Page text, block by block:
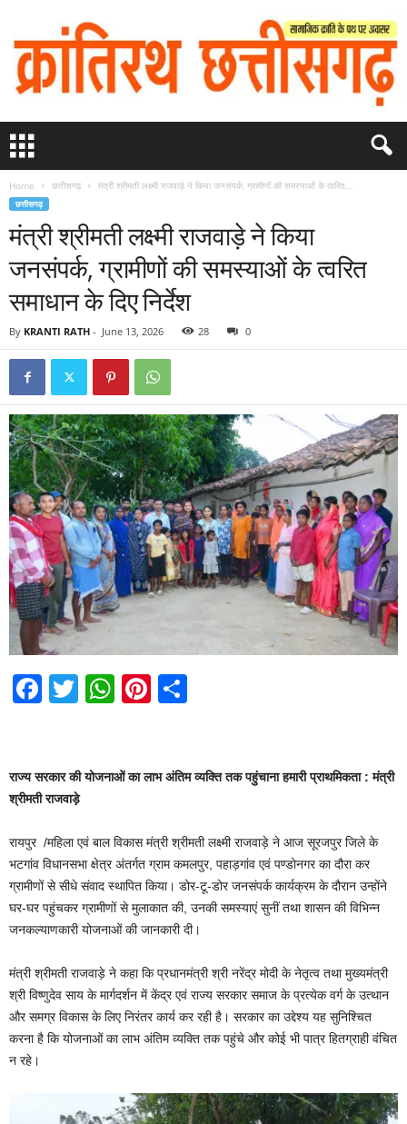
Home छत्तीसगढ़ मंत्री श्रीमती लक्ष्मी राजवाड़े ने किया जनसंपर्क, ग्रामीणों की समस्याओं के त्वरित...
छत्तीसगढ़
मंत्री श्रीमती लक्ष्मी राजवाड़े ने किया
जनसंपर्क, ग्रामीणों की समस्याओं के त्वरित
समाधान के दिए निर्देश
By KRANTI RATH - June 13, 2026 28 0
F
e
b
o
o
k
T
er
W
s
p
p
Pi
e
e
राज्य सरकार की योजनाओं का लाभ अंतिम व्यक्ति तक पहुंचाना हमारी प्राथमिकता : मंत्री
श्रीमती राजवाड़े
रायपुर /महिला एवं बाल विकास मंत्री श्रीमती लक्ष्मी राजवाड़े ने आज सूरजपुर जिले के
भटगांव विधानसभा क्षेत्र अंतर्गत ग्राम कमलपुर, पहाड़गांव एवं पण्डोनगर का दौरा कर
ग्रामीणों से सीधे संवाद स्थापित किया। डोर-टू-डोर जनसंपर्क कार्यक्रम के दौरान उन्होंने
घर-घर पहुंचकर ग्रामीणों से मुलाकात की, उनकी समस्याएं सुनीं तथा शासन की विभिन्न
जनकल्याणकारी योजनाओं की जानकारी दी।
मंत्री श्रीमती राजवाड़े ने कहा कि प्रधानमंत्री श्री नरेंद्र मोदी के नेतृत्व तथा मुख्यमंत्री
श्री विष्णुदेव साय के मार्गदर्शन में केंद्र एवं राज्य सरकार समाज के प्रत्येक वर्ग के उत्थान
और समग्र विकास के लिए निरंतर कार्य कर रही है। सरकार का उद्देश्य यह सुनिश्चित
करना है कि योजनाओं का लाभ अंतिम व्यक्ति तक पहुंचे और कोई भी पात्र हितग्राही वंचित
न रहे।